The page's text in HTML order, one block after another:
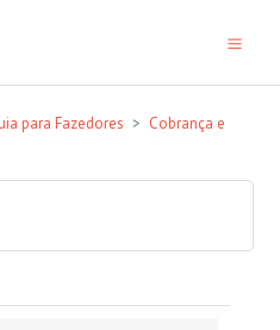
para Fazedores
Cobrança e